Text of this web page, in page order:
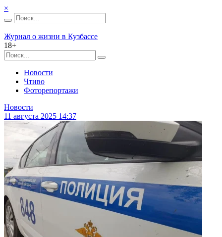
×
Журнал о жизни в Кузбассе
18+
Новости
Чтиво
Фоторепортажи
Новости
11 августа 2025 14:37